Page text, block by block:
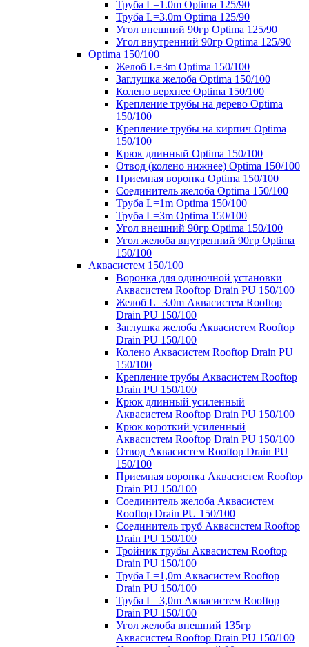
Труба L=1.0m Optima 125/90
Труба L=3.0m Optima 125/90
Угол внешний 90гр Optima 125/90
Угол внутренний 90гр Optima 125/90
Optima 150/100
Желоб L=3m Optima 150/100
Заглушка желоба Optima 150/100
Колено верхнее Optima 150/100
Крепление трубы на дерево Optima
150/100
Крепление трубы на кирпич Optima
150/100
Крюк длинный Optima 150/100
Отвод (колено нижнее) Optima 150/100
Приемная воронка Optima 150/100
Соединитель желоба Optima 150/100
Труба L=1m Optima 150/100
Труба L=3m Optima 150/100
Угол внешний 90гр Optima 150/100
Угол желоба внутренний 90гр Optima
150/100
Аквасистем 150/100
Воронка для одиночной установки
Аквасистем Rooftop Drain PU 150/100
Желоб L=3.0m Аквасистем Rooftop
Drain PU 150/100
Заглушка желоба Аквасистем Rooftop
Drain PU 150/100
Колено Аквасистем Rooftop Drain PU
150/100
Крепление трубы Аквасистем Rooftop
Drain PU 150/100
Крюк длинный усиленный
Аквасистем Rooftop Drain PU 150/100
Крюк короткий усиленный
Аквасистем Rooftop Drain PU 150/100
Отвод Аквасистем Rooftop Drain PU
150/100
Приемная воронка Аквасистем Rooftop
Drain PU 150/100
Соединитель желоба Аквасистем
Rooftop Drain PU 150/100
Соединитель труб Аквасистем Rooftop
Drain PU 150/100
Тройник трубы Аквасистем Rooftop
Drain PU 150/100
Труба L=1,0m Аквасистем Rooftop
Drain PU 150/100
Труба L=3,0m Аквасистем Rooftop
Drain PU 150/100
Угол желоба внешний 135гр
Аквасистем Rooftop Drain PU 150/100